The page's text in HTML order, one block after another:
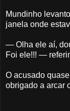
Mundinho
janela onde
— Olha ele aí,
Foi ele!!! —
O acusado
obrigado a arcar